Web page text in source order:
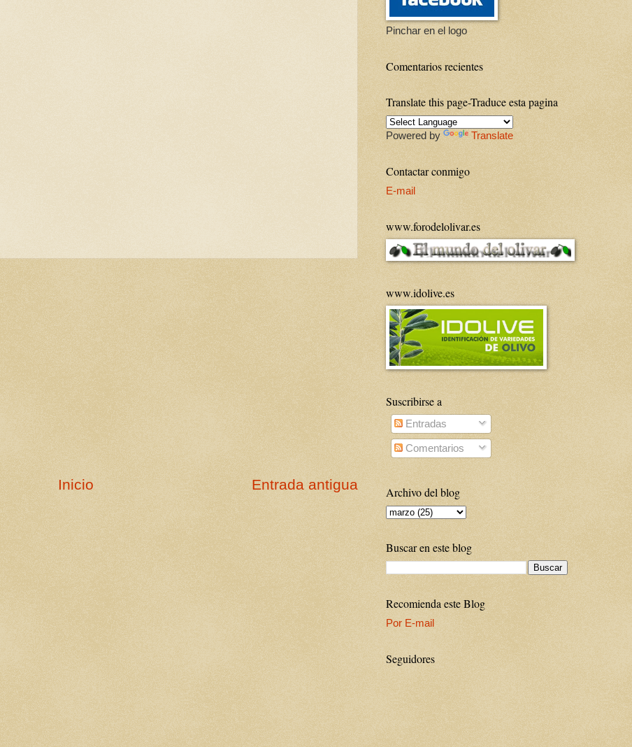
Entrada antigua
Inicio
Pinchar en el logo
Comentarios recientes
Translate this page-Traduce esta pagina
Powered by Translate
Contactar conmigo
E-mail
www.forodelolivar.es
www.idolive.es
Suscribirse a
Entradas
Comentarios
Archivo del blog
Buscar en este blog
Recomienda este Blog
Por E-mail
Seguidores